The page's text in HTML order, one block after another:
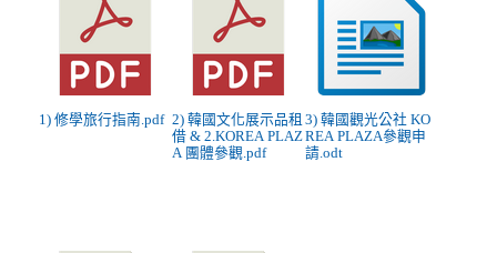
1) 修學旅行指南.pdf 2) 韓國文化展示品租
借 & 2.KOREA PLAZ
A 團體參觀.pdf
3) 韓國觀光公社 KO
REA PLAZA參觀申
請.odt